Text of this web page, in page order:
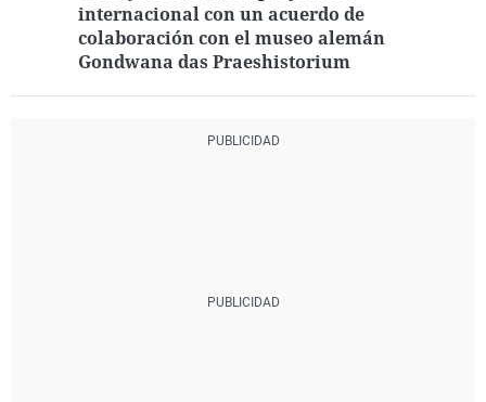
internacional con un acuerdo de
colaboración con el museo alemán
Gondwana das Praeshistorium